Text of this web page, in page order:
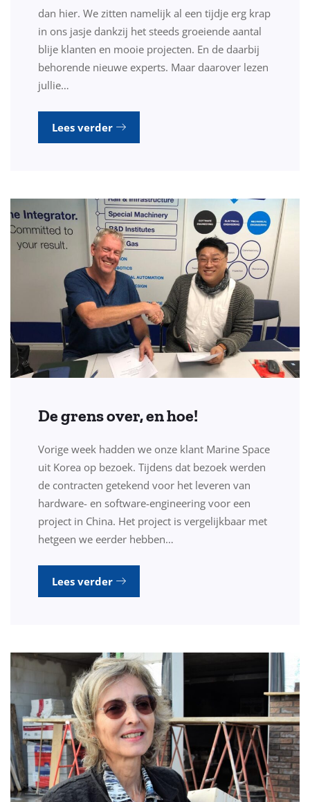
dan hier. We zitten namelijk al een tijdje erg krap
in ons jasje dankzij het steeds groeiende aantal
blije klanten en mooie projecten. En de daarbij
behorende nieuwe experts. Maar daarover lezen
jullie…
Lees verder
De grens over, en hoe!
Vorige week hadden we onze klant Marine Space
uit Korea op bezoek. Tijdens dat bezoek werden
de contracten getekend voor het leveren van
hardware- en software-engineering voor een
project in China. Het project is vergelijkbaar met
hetgeen we eerder hebben…
Lees verder